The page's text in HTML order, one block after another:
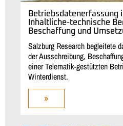
Betriebsdatenerfassung
Inhaltliche-technische
Beschaffung und
Salzburg Research begleitete
der Ausschreibung,
einer Telematik-gestützten
Winterdienst.
»